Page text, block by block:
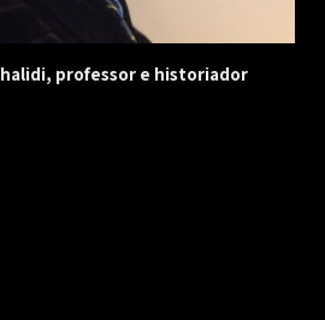
professor e historiador